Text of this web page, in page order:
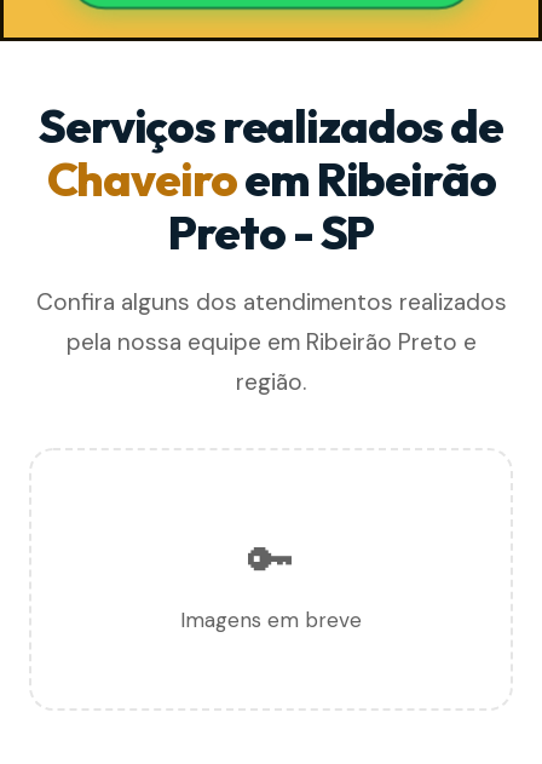
Serviços realizados de
Chaveiroem Ribeirão
Preto - SP
Confira alguns dos atendimentos realizados
pela nossa equipe em Ribeirão Preto e
região.
🔑
Imagens em breve